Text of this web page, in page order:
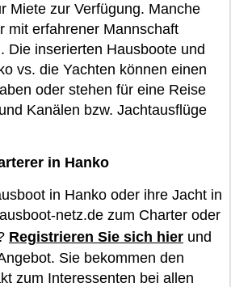
Miete zur Verfügung. Manche
mit erfahrener Mannschaft
Die inserierten Hausboote und
vs. die Yachten können einen
oder stehen für eine Reise
Kanälen bzw. Jachtausflüge
in Hanko
in Hanko oder ihre Jacht in
netz.de zum Charter oder
Registrieren Sie sich hier und
Sie bekommen den
zum Interessenten bei allen